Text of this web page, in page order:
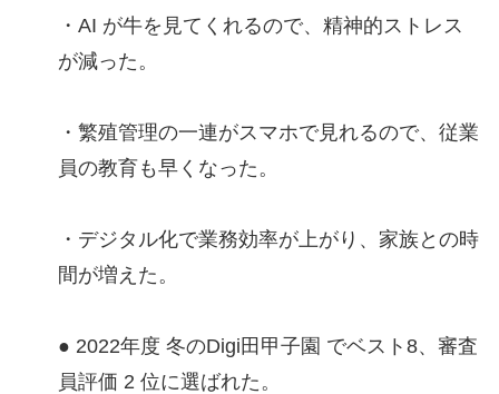
・AI が牛を見てくれるので、精神的ストレス
が減った。
・繁殖管理の一連がスマホで見れるので、従業
員の教育も早くなった。
・デジタル化で業務効率が上がり、家族との時
間が増えた。
● 2022年度 冬のDigi田甲子園 でベスト8、審査
員評価 2 位に選ばれた。